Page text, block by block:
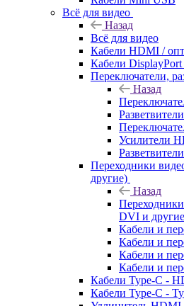
Всё для видео
Назад
Всё для видео
Кабели HDMI /
Кабели
Переключатели,
Назад
Усилители
Переходники
другие)
Назад
DVI и
Кабели и
Кабели и
Кабели и
Кабели и
Кабели Type-C -
Кабели Type-C -